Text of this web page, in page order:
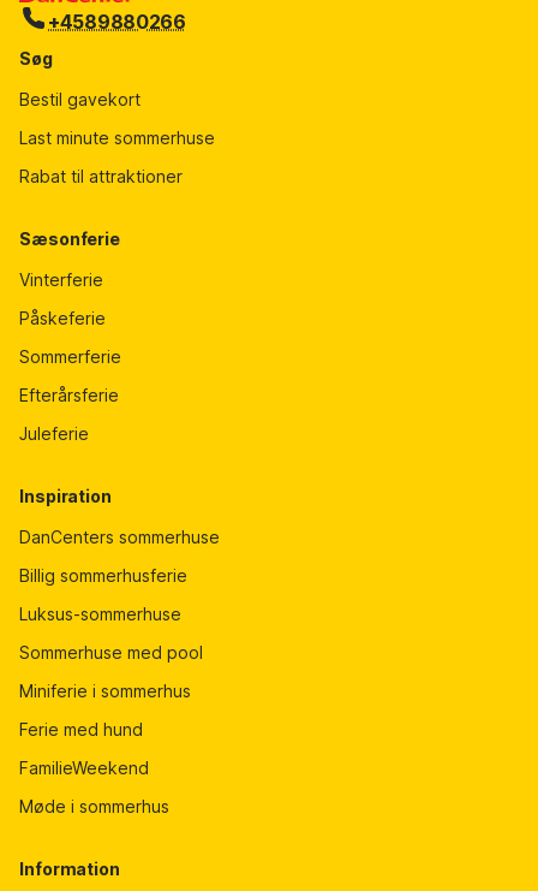
+4589880266
Søg
Bestil gavekort
Last minute sommerhuse
Rabat til attraktioner
Sæsonferie
Vinterferie
Påskeferie
Sommerferie
Efterårsferie
Juleferie
Inspiration
DanCenters sommerhuse
Billig sommerhusferie
Luksus-sommerhuse
Sommerhuse med pool
Miniferie i sommerhus
Ferie med hund
FamilieWeekend
Møde i sommerhus
Information